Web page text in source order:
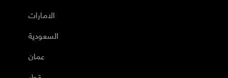
الامارات
السعودية
عمان